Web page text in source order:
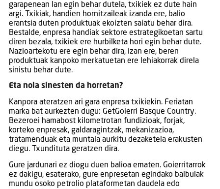
garapenean lan egin behar dutela, txikiek ez dute hain
argi. Txikiak, handien hornitzaileak izanda ere, balio
erantsia duten produktuak ekoizten saiatu behar dira.
Bestalde, enpresa handiak sektore estrategikoetan sartu
diren bezala, txikiek ere hurbilketa hori egin behar dute.
Nazioartekotu ere egin behar dira, izan ere, beren
produktuak kanpoko merkatuetan ere lehiakorrak direla
sinistu behar dute.
Eta nola sinesten da horretan?
Kanpora ateratzen ari gara enpresa txikiekin. Feriatan
marka bat aurkezten dugu: GetGoierri Basque Country.
Bezeroei hamabost kilometrotan fundizioak, forjak,
korteko enpresak, galdaragintzak, mekanizazioa,
tratamenduak eta muntaia aurkitu dezaketela erakusten
diegu. Txundituta geratzen dira.
Gure jardunari ez diogu duen balioa ematen. Goierritarrok
ez dakigu, esaterako, gure enpresetan egindako balbulak
mundu osoko petrolio plataformetan daudela edo